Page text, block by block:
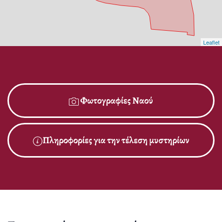
Leaflet
Φωτογραφίες Ναού
Πληροφορίες για την τέλεση μυστηρίων